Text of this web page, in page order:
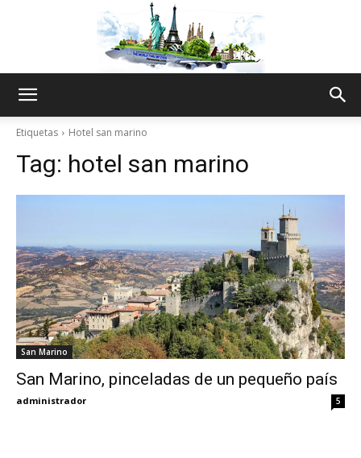
Thru
My
Etiquetas Hotel san marino
Tag: hotel san marino
San Marino
San Marino, pinceladas de un pequeño país
administrador 5